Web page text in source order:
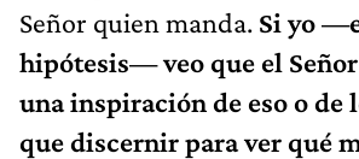
Señor quien manda. Si yo
hipótesis— veo que el
una inspiración de eso o de
que discernir para ver qué